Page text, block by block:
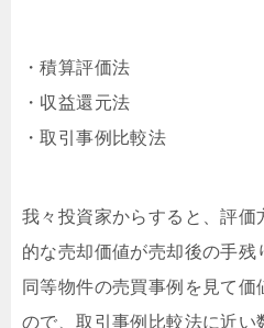
・積算評価法
・収益還元法
・取引事例比較法
我々投資家からすると、評価
的な売却価値が売却後の手
同等物件の売買事例を見て
ので、取引事例比較法に近い